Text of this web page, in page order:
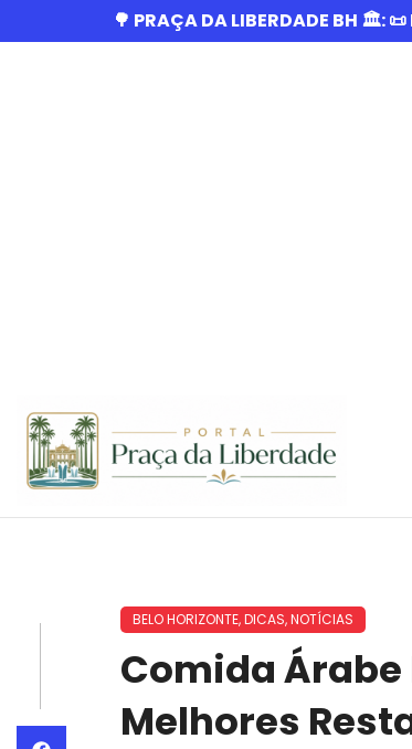
🌳 PRAÇA DA LIBERDADE BH 🏛️:
BELO HORIZONTE,DICAS,NOTÍCIAS
Comida Árabe
Melhores